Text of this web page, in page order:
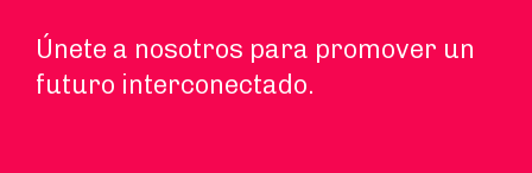
Únete a nosotros para promover un
futuro interconectado.